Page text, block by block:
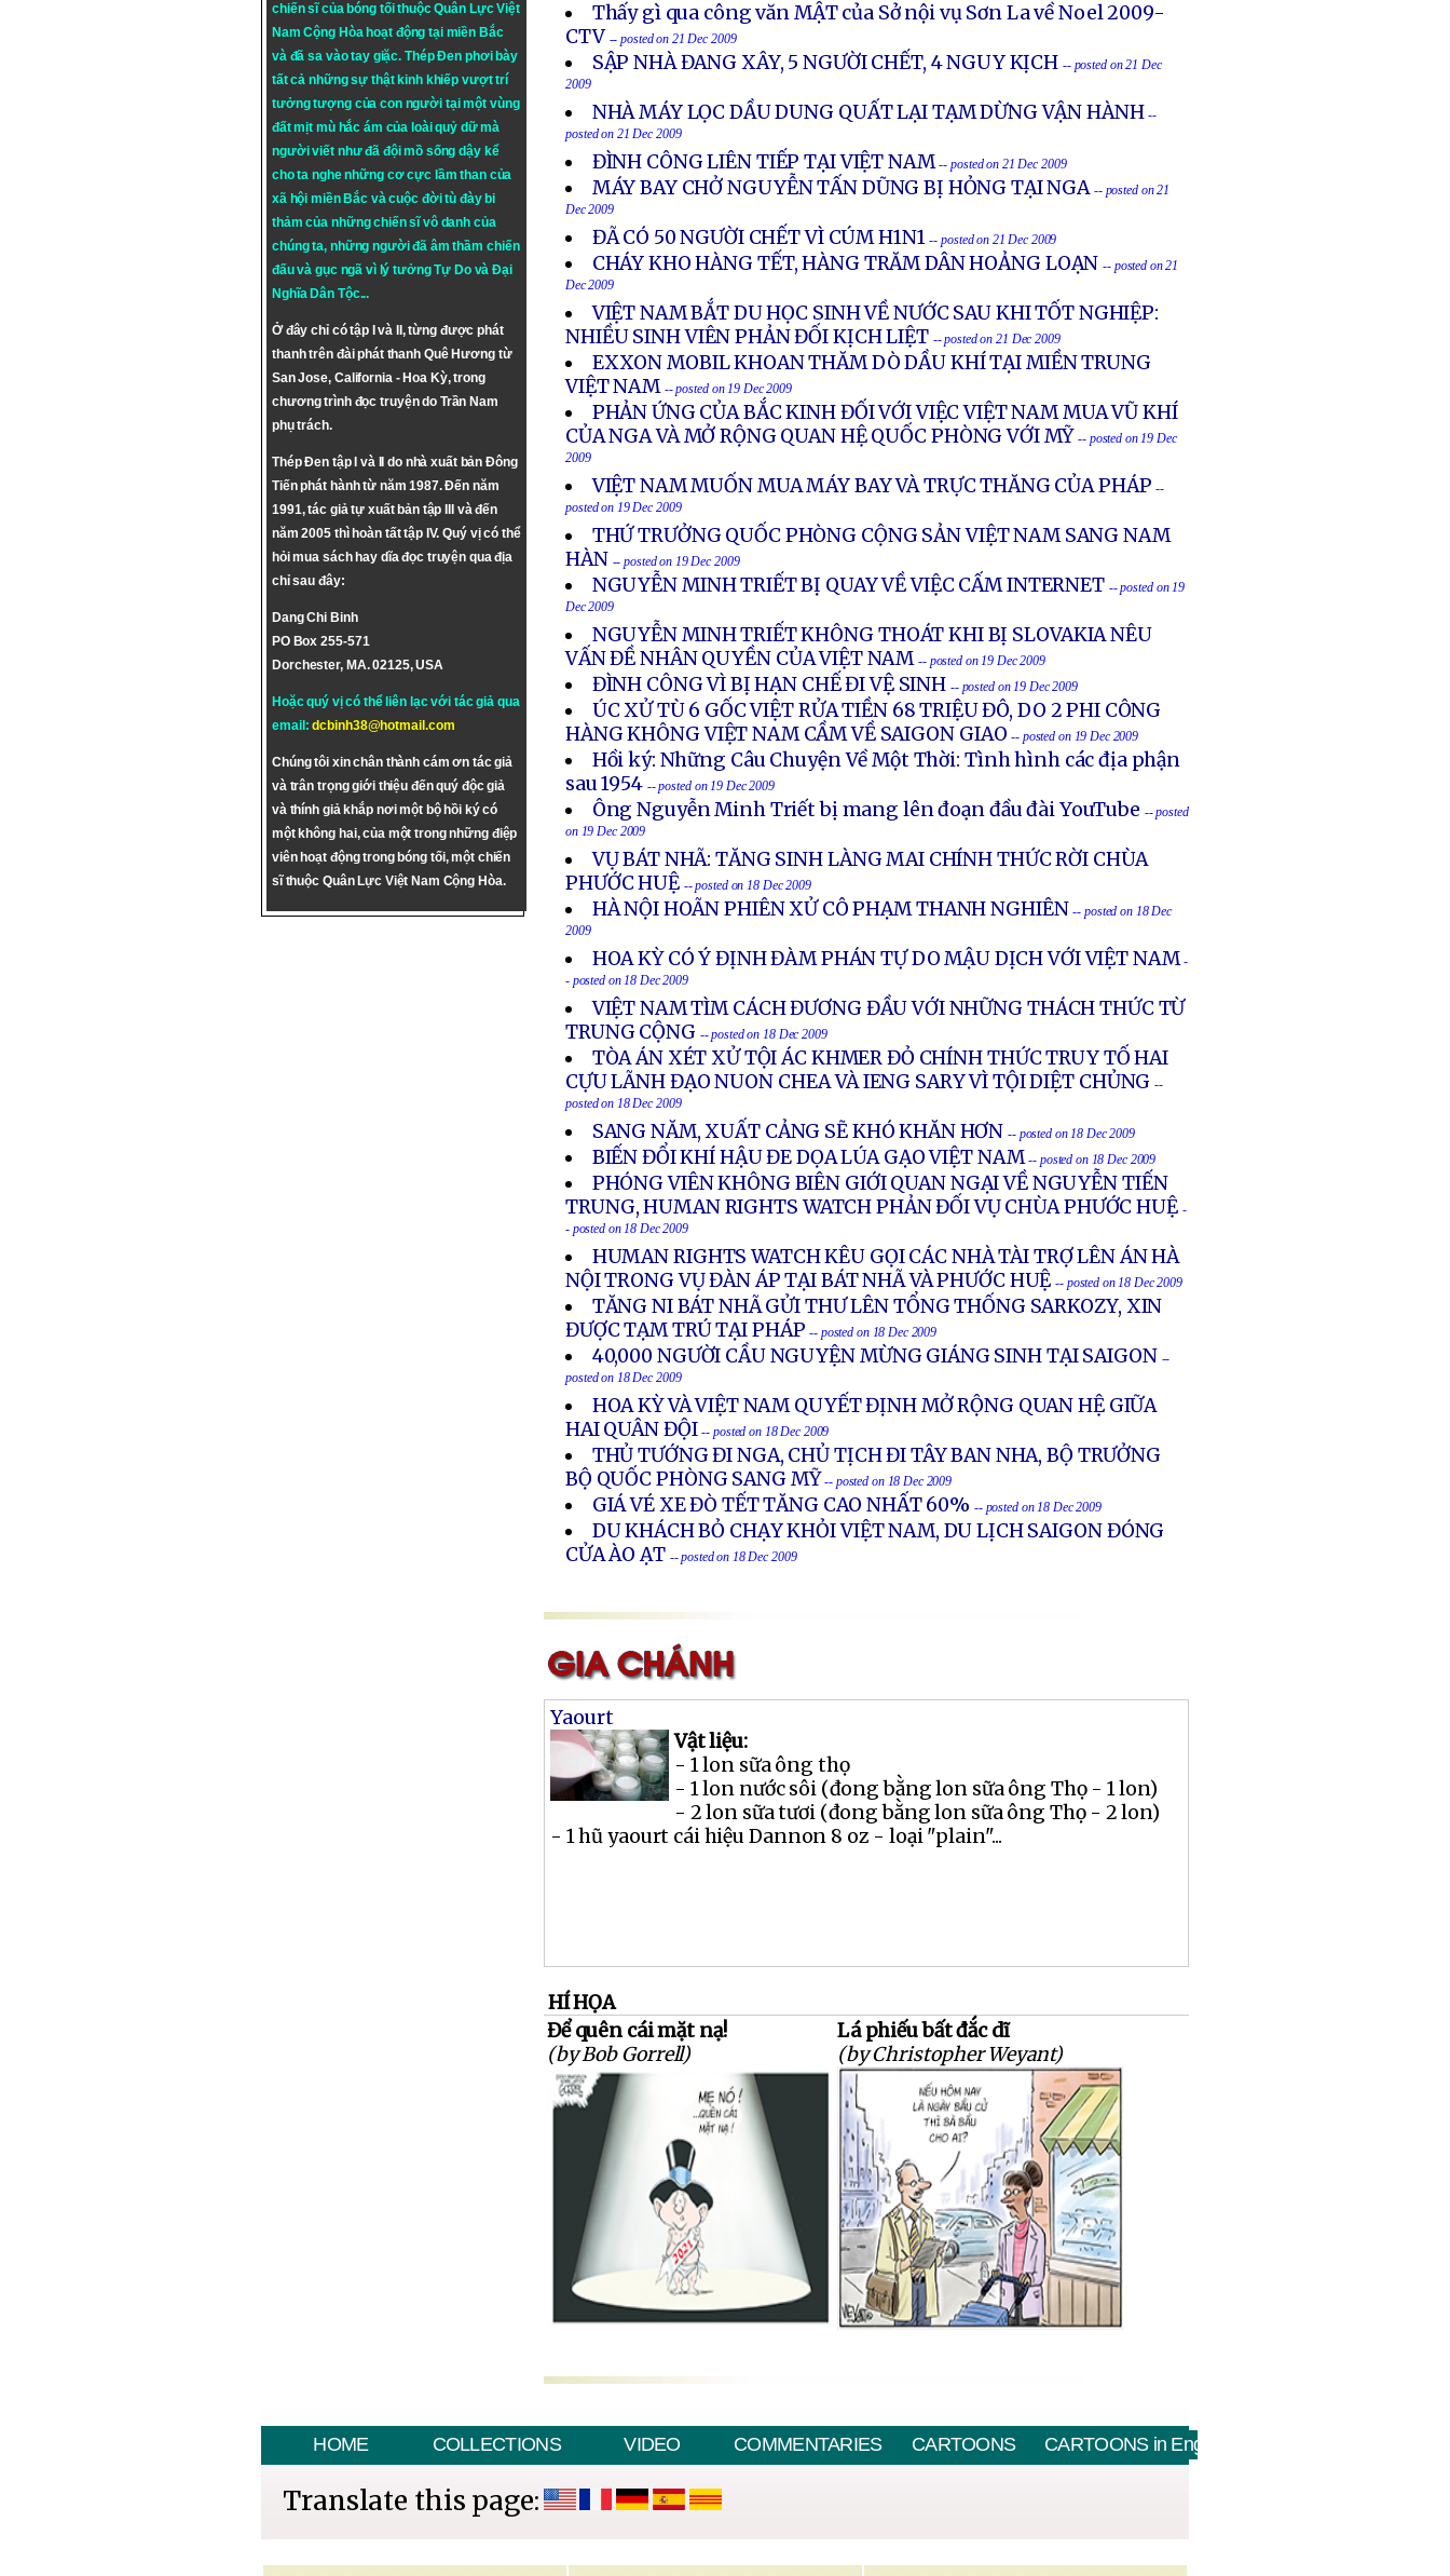
chiến sĩ của bóng tối thuộc Quân Lực Việt
Nam Cộng Hòa hoạt động tại miền Bắc
và đã sa vào tay giặc. Thép Đen phơi bày
tất cả những sự thật kinh khiếp vượt trí
tưởng tượng của con người tại một vùng
đất mịt mù hắc ám của loài quỷ dữ mà
người viết như đã đội mồ sống dậy kể
cho ta nghe những cơ cực lầm than của
xã hội miền Bắc và cuộc đời tù đày bi
thảm của những chiến sĩ vô danh của
chúng ta, những người đã âm thầm chiến
đấu và gục ngã vì lý tưởngTự DovàĐại
Nghĩa Dân Tộc...
Ở đây chỉ có tập I và II, từng được phát
thanh trên đài phát thanh Quê Hương từ
San Jose, California - Hoa Kỳ, trong
chương trình đọc truyện do Trần Nam
phụ trách.
Thép Đen tập I và II do nhà xuất bản Đông
Tiến phát hành từ năm 1987. Đến năm
1991, tác giả tự xuất bản tập III và đến
năm 2005 thì hoàn tất tập IV. Quý vị có thể
hỏi mua sách hay dĩa đọc truyện qua địa
chỉ sau đây:
Dang Chi Binh
PO Box 255-571
Dorchester, MA. 02125, USA
Hoặc quý vị có thể liên lạc với tác giả qua
email:dcbinh38@hotmail.com
Chúng tôi xin chân thành cám ơn tác giả
và trân trọng giới thiệu đến quý độc giả
và thính giả khắp nơi một bộ hồi ký có
một không hai, của một trong những điệp
viên hoạt động trong bóng tối, một chiến
sĩ thuộc Quân Lực Việt Nam Cộng Hòa.
Thấy gì qua công văn MẬT của Sở nội vụ Sơn La về Noel 2009-
CTV -- posted on 21 Dec 2009
SẬP NHÀ ĐANG XÂY, 5 NGƯỜI CHẾT, 4 NGUY KỊCH -- posted on 21 Dec
2009
NHÀ MÁY LỌC DẦU DUNG QUẤT LẠI TẠM DỪNG VẬN HÀNH --
posted on 21 Dec 2009
ĐÌNH CÔNG LIÊN TIẾP TẠI VIỆT NAM -- posted on 21 Dec 2009
MÁY BAY CHỞ NGUYỄN TẤN DŨNG BỊ HỎNG TẠI NGA -- posted on 21
Dec 2009
ĐÃ CÓ 50 NGƯỜI CHẾT VÌ CÚM H1N1 -- posted on 21 Dec 2009
CHÁY KHO HÀNG TẾT, HÀNG TRĂM DÂN HOẢNG LOẠN -- posted on 21
Dec 2009
VIỆT NAM BẮT DU HỌC SINH VỀ NƯỚC SAU KHI TỐT NGHIỆP:
NHIỀU SINH VIÊN PHẢN ĐỐI KỊCH LIỆT -- posted on 21 Dec 2009
EXXON MOBIL KHOAN THĂM DÒ DẦU KHÍ TẠI MIỀN TRUNG
VIỆT NAM -- posted on 19 Dec 2009
PHẢN ỨNG CỦA BẮC KINH ĐỐI VỚI VIỆC VIỆT NAM MUA VŨ KHÍ
CỦA NGA VÀ MỞ RỘNG QUAN HỆ QUỐC PHÒNG VỚI MỸ -- posted on 19 Dec
2009
VIỆT NAM MUỐN MUA MÁY BAY VÀ TRỰC THĂNG CỦA PHÁP --
posted on 19 Dec 2009
THỨ TRƯỞNG QUỐC PHÒNG CỘNG SẢN VIỆT NAM SANG NAM
HÀN -- posted on 19 Dec 2009
NGUYỄN MINH TRIẾT BỊ QUAY VỀ VIỆC CẤM INTERNET -- posted on 19
Dec 2009
NGUYỄN MINH TRIẾT KHÔNG THOÁT KHI BỊ SLOVAKIA NÊU
VẤN ĐỀ NHÂN QUYỀN CỦA VIỆT NAM -- posted on 19 Dec 2009
ĐÌNH CÔNG VÌ BỊ HẠN CHẾ ĐI VỆ SINH -- posted on 19 Dec 2009
ÚC XỬ TÙ 6 GỐC VIỆT RỬA TIỀN 68 TRIỆU ĐÔ, DO 2 PHI CÔNG
HÀNG KHÔNG VIỆT NAM CẦM VỀ SAIGON GIAO -- posted on 19 Dec 2009
Hồi ký: Những Câu Chuyện Về Một Thời: Tình hình các địa phận
sau 1954 -- posted on 19 Dec 2009
Ông Nguyễn Minh Triết bị mang lên đoạn đầu đài YouTube -- posted
on 19 Dec 2009
VỤ BÁT NHÃ: TĂNG SINH LÀNG MAI CHÍNH THỨC RỜI CHÙA
PHƯỚC HUỆ -- posted on 18 Dec 2009
HÀ NỘI HOÃN PHIÊN XỬ CÔ PHẠM THANH NGHIÊN -- posted on 18 Dec
2009
HOA KỲ CÓ Ý ĐỊNH ĐÀM PHÁN TỰ DO MẬU DỊCH VỚI VIỆT NAM -
- posted on 18 Dec 2009
VIỆT NAM TÌM CÁCH ĐƯƠNG ĐẦU VỚI NHỮNG THÁCH THỨC TỪ
TRUNG CỘNG -- posted on 18 Dec 2009
TÒA ÁN XÉT XỬ TỘI ÁC KHMER ĐỎ CHÍNH THỨC TRUY TỐ HAI
CỰU LÃNH ĐẠO NUON CHEA VÀ IENG SARY VÌ TỘI DIỆT CHỦNG --
posted on 18 Dec 2009
SANG NĂM, XUẤT CẢNG SẼ KHÓ KHĂN HƠN -- posted on 18 Dec 2009
BIẾN ĐỔI KHÍ HẬU ĐE DỌA LÚA GẠO VIỆT NAM -- posted on 18 Dec 2009
PHÓNG VIÊN KHÔNG BIÊN GIỚI QUAN NGẠI VỀ NGUYỄN TIẾN
TRUNG, HUMAN RIGHTS WATCH PHẢN ĐỐI VỤ CHÙA PHƯỚC HUỆ -
- posted on 18 Dec 2009
HUMAN RIGHTS WATCH KÊU GỌI CÁC NHÀ TÀI TRỢ LÊN ÁN HÀ
NỘI TRONG VỤ ĐÀN ÁP TẠI BÁT NHÃ VÀ PHƯỚC HUỆ -- posted on 18 Dec 2009
TĂNG NI BÁT NHÃ GỬI THƯ LÊN TỔNG THỐNG SARKOZY, XIN
ĐƯỢC TẠM TRÚ TẠI PHÁP -- posted on 18 Dec 2009
40,000 NGƯỜI CẦU NGUYỆN MỪNG GIÁNG SINH TẠI SAIGON --
posted on 18 Dec 2009
HOA KỲ VÀ VIỆT NAM QUYẾT ĐỊNH MỞ RỘNG QUAN HỆ GIỮA
HAI QUÂN ĐỘI -- posted on 18 Dec 2009
THỦ TƯỚNG ĐI NGA, CHỦ TỊCH ĐI TÂY BAN NHA, BỘ TRƯỞNG
BỘ QUỐC PHÒNG SANG MỸ -- posted on 18 Dec 2009
GIÁ VÉ XE ĐÒ TẾT TĂNG CAO NHẤT 60% -- posted on 18 Dec 2009
DU KHÁCH BỎ CHẠY KHỎI VIỆT NAM, DU LỊCH SAIGON ĐÓNG
CỬA ÀO ẠT -- posted on 18 Dec 2009
Yaourt
Vật liệu:
- 1 lon sữa ông thọ
- 1 lon nước sôi (đong bằng lon sữa ông Thọ - 1 lon)
- 2 lon sữa tươi (đong bằng lon sữa ông Thọ - 2 lon)
- 1 hũ yaourt cái hiệu Dannon 8 oz - loại "plain"...
HÍ HỌA
Để quên cái mặt nạ!
(by Bob Gorrell)
Lá phiếu bất đắc dĩ
(by Christopher Weyant)
HOME COLLECTIONS VIDEO COMMENTARIES CARTOONS CARTOONS in English
Translate this page: